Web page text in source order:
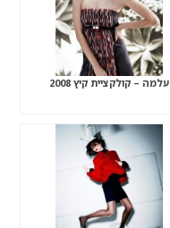
עלמה – קולקציית קיץ 2008